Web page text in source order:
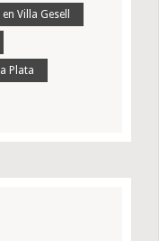
Villa Gesell
Plata